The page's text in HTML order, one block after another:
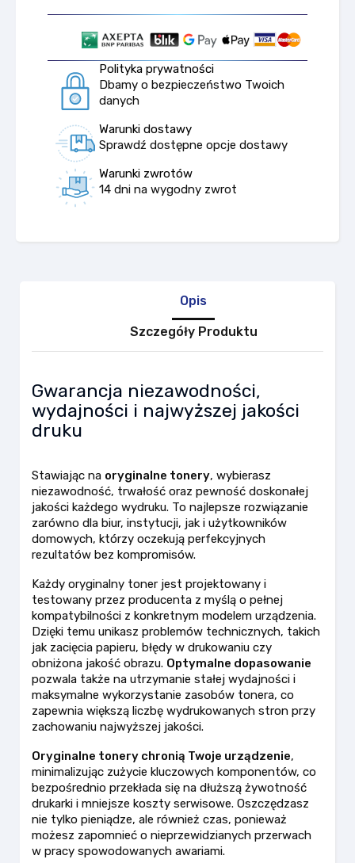
Polityka prywatności
Dbamy o bezpieczeństwo Twoich
danych
Warunki dostawy
Sprawdź dostępne opcje dostawy
Warunki zwrotów
14 dni na wygodny zwrot
Opis
Szczegóły Produktu
Gwarancja niezawodności,
wydajności i najwyższej jakości
druku
Stawiając na oryginalne tonery, wybierasz
niezawodność, trwałość oraz pewność doskonałej
jakości każdego wydruku. To najlepsze rozwiązanie
zarówno dla biur, instytucji, jak i użytkowników
domowych, którzy oczekują perfekcyjnych
rezultatów bez kompromisów.
Każdy oryginalny toner jest projektowany i
testowany przez producenta z myślą o pełnej
kompatybilności z konkretnym modelem urządzenia.
Dzięki temu unikasz problemów technicznych, takich
jak zacięcia papieru, błędy w drukowaniu czy
obniżona jakość obrazu. Optymalne dopasowanie
pozwala także na utrzymanie stałej wydajności i
maksymalne wykorzystanie zasobów tonera, co
zapewnia większą liczbę wydrukowanych stron przy
zachowaniu najwyższej jakości.
Oryginalne tonery chronią Twoje urządzenie,
minimalizując zużycie kluczowych komponentów, co
bezpośrednio przekłada się na dłuższą żywotność
drukarki i mniejsze koszty serwisowe. Oszczędzasz
nie tylko pieniądze, ale również czas, ponieważ
możesz zapomnieć o nieprzewidzianych przerwach
w pracy spowodowanych awariami.